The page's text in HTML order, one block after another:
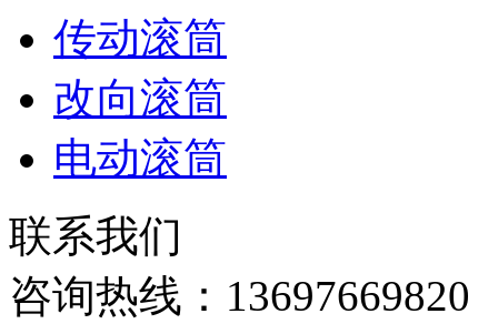
传动滚筒
改向滚筒
电动滚筒
联系我们
咨询热线： 13697669820